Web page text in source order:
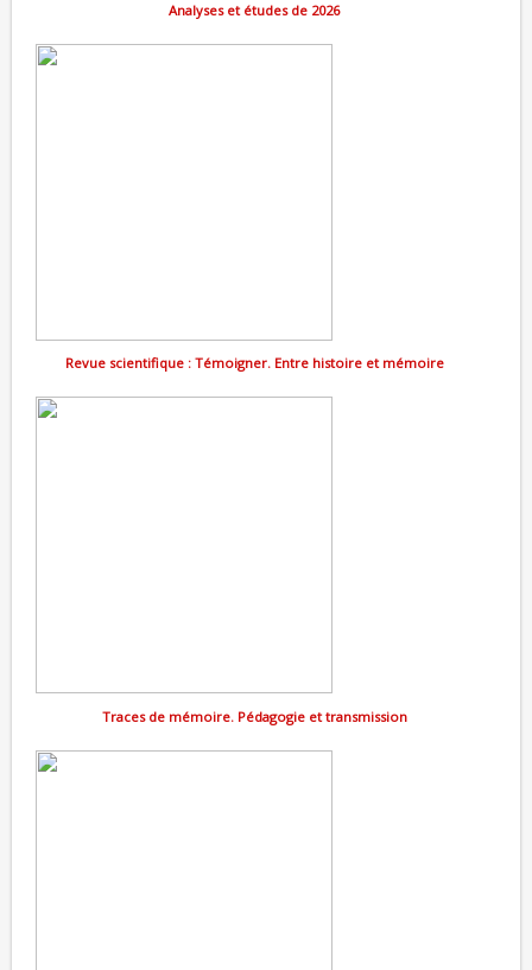
Analyses et études de 2026
Revue scientifique : Témoigner. Entre histoire et mémoire
Traces de mémoire. Pédagogie et transmission